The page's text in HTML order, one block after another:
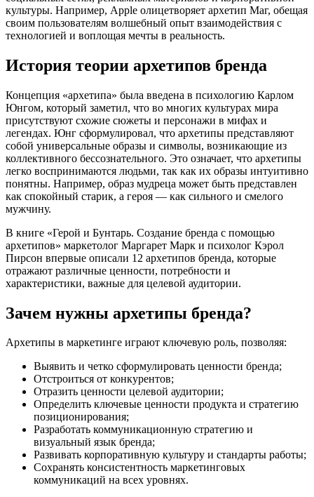
культуры. Например, Apple олицетворяет архетип Маг, обещая
своим пользователям волшебный опыт взаимодействия с
технологией и воплощая мечты в реальность.
История теории архетипов бренда
Концепция «архетипа» была введена в психологию Карлом
Юнгом, который заметил, что во многих культурах мира
присутствуют схожие сюжеты и персонажи в мифах и
легендах. Юнг сформулировал, что архетипы представляют
собой универсальные образы и символы, возникающие из
коллективного бессознательного. Это означает, что архетипы
легко воспринимаются людьми, так как их образы интуитивно
понятны. Например, образ мудреца может быть представлен
как спокойный старик, а героя — как сильного и смелого
мужчину.
В книге «Герой и Бунтарь. Создание бренда с помощью
архетипов» маркетолог Маргарет Марк и психолог Кэрол
Пирсон впервые описали 12 архетипов бренда, которые
отражают различные ценности, потребности и
характеристики, важные для целевой аудитории.
Зачем нужны архетипы бренда?
Архетипы в маркетинге играют ключевую роль, позволяя:
Выявить и четко сформулировать ценности бренда;
Отстроиться от конкурентов;
Отразить ценности целевой аудитории;
Определить ключевые ценности продукта и стратегию
позиционирования;
Разработать коммуникационную стратегию и
визуальный язык бренда;
Развивать корпоративную культуру и стандарты работы;
Сохранять консистентность маркетинговых
коммуникаций на всех уровнях.